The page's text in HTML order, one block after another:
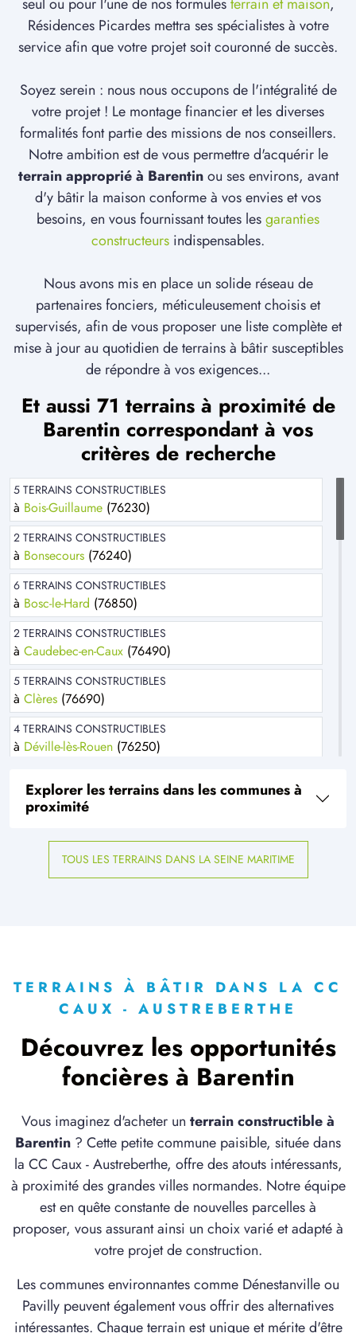
seul ou pour l'une de nos formulesterrain et maison,
Résidences Picardes mettra ses spécialistes à votre
service afin que votre projet soit couronné de succès.
Soyez serein : nous nous occupons de l'intégralité de
votre projet ! Le montage financier et les diverses
formalités font partie des missions de nos conseillers.
Notre ambition est de vous permettre d'acquérir le
terrain approprié à Barentinou ses environs, avant
d'y bâtir la maison conforme à vos envies et vos
besoins, en vous fournissant toutes lesgaranties
constructeurs indispensables.
Nous avons mis en place un solide réseau de
partenaires fonciers, méticuleusement choisis et
supervisés, afin de vous proposer une liste complète et
mise à jour au quotidien de terrains à bâtir susceptibles
de répondre à vos exigences...
Et aussi 71 terrains à proximité de
Barentin correspondant à vos
critères de recherche
5 TERRAINS CONSTRUCTIBLES
à Bois-Guillaume (76230)
2 TERRAINS CONSTRUCTIBLES
à Bonsecours (76240)
6 TERRAINS CONSTRUCTIBLES
à Bosc-le-Hard (76850)
2 TERRAINS CONSTRUCTIBLES
à Caudebec-en-Caux (76490)
5 TERRAINS CONSTRUCTIBLES
à Clères (76690)
4 TERRAINS CONSTRUCTIBLES
à Déville-lès-Rouen (76250)
Fontaine-sous-Préaux(76160)
Fresquiennes(76570)
à Isneauville (76230)
2 TERRAINS CONSTRUCTIBLES
Jumièges
6 TERRAINS CONSTRUCTIBLES
Le Bocasse(76690)
2 TERRAINS CONSTRUCTIBLES
Limésy(76570)
3 TERRAINS CONSTRUCTIBLES
à Malaunay (76770)
1 TERRAIN CONSTRUCTIBLE
àMont-Saint-Aignan(76130)
2 TERRAINS CONSTRUCTIBLES
2 TERRAINS CONSTRUCTIBLES
à Quevillon (76840)
Explorer les terrains dans les communes à
proximité
TOUS LES TERRAINS DANS LA SEINE MARITIME
TERRAINS À BÂTIR DANS LA CC
CAUX - AUSTREBERTHE
Découvrez les opportunités
foncières à Barentin
Vous imaginez d'acheter un terrain constructible à
Barentin ? Cette petite commune paisible, située dans
la CC Caux - Austreberthe, offre des atouts intéressants,
à proximité des grandes villes normandes. Notre équipe
est en quête constante de nouvelles parcelles à
proposer, vous assurant ainsi un choix varié et adapté à
votre projet de construction.
Les communes environnantes comme Dénestanville ou
Pavilly peuvent également vous offrir des alternatives
intéressantes. Chaque terrain est unique et mérite d'être